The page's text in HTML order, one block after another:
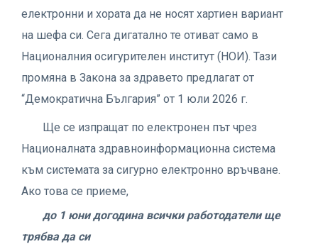
електронни и хората да не носят хартиен вариант
на шефа си. Сега дигатално те отиват само в
Националния осигурителен институт (НОИ). Тази
промяна в Закона за здравето предлагат от
“Демократична България” от 1 юли 2026 г.
Ще се изпращат по електронен път чрез
Националната здравноинформационна система
към системата за сигурно електронно връчване.
Ако това се приеме,
до 1 юни догодина всички работодатели ще
трябва да си